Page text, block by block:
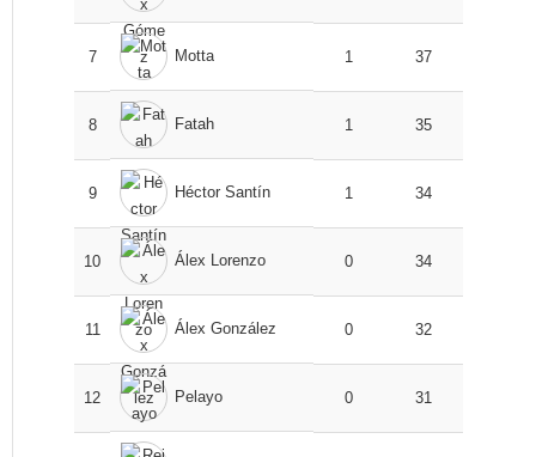
7 Motta 1 37
8 Fatah 1 35
9 Héctor Santín 1 34
10 Álex Lorenzo 0 34
11 Álex González 0 32
12 Pelayo 0 31